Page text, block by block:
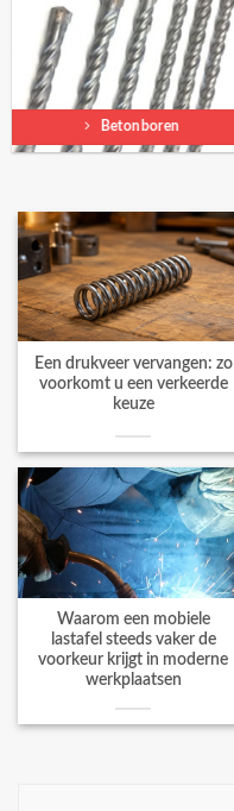
Betonboren
Een drukveer vervangen: zo
voorkomt u een verkeerde
keuze
Waarom een mobiele
lastafel steeds vaker de
voorkeur krijgt in moderne
werkplaatsen